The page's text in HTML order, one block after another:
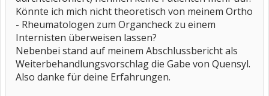
Könnte ich mich nicht theoretisch von meinem Ortho
- Rheumatologen zum Organcheck zu einem
Internisten überweisen lassen?
Nebenbei stand auf meinem Abschlussbericht als
Weiterbehandlungsvorschlag die Gabe von Quensyl.
Also danke für deine Erfahrungen.